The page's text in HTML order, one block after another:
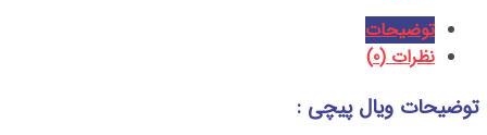
توضیحات
نظرات (0)
توضیحات ویال پیچی :